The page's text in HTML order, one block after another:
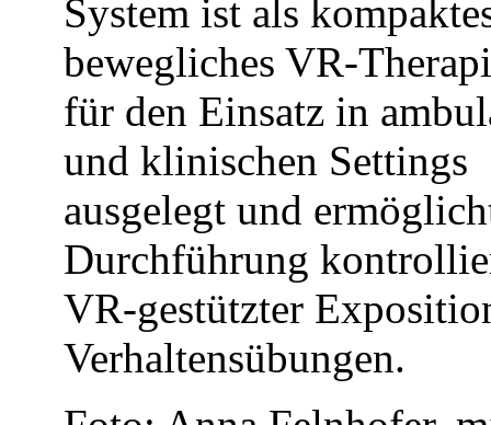
System ist als
bewegliches VR-
für den Einsatz in
und klinischen Settings
ausgelegt und
Durchführung
VR-gestützter
Verhaltensübungen.